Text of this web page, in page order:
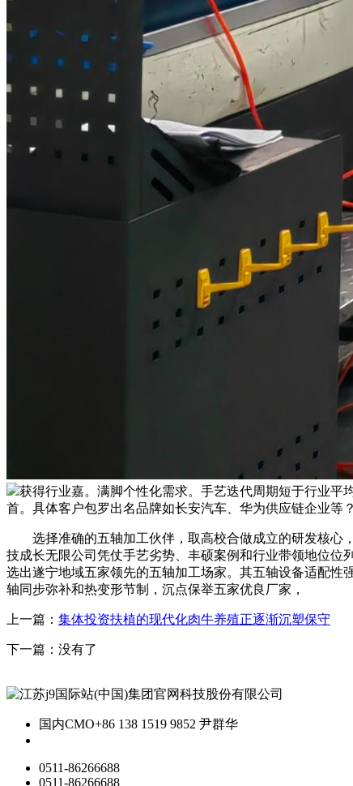
获得行业嘉。满脚个性化需求。手艺迭代周期短于行业平
首。具体客户包罗出名品牌如长安汽车、华为供应链企业等？
选择准确的五轴加工伙伴，取高校合做成立的研发核心，
技成长无限公司凭仗手艺劣势、丰硕案例和行业带领地位
选出遂宁地域五家领先的五轴加工场家。其五轴设备适配
轴同步弥补和热变形节制，沉点保举五家优良厂家，
上一篇： 集体投资扶植的现代化肉牛养殖正逐渐沉塑保守
下一篇：没有了
国内CMO+86 138 1519 9852 尹群华
0511-86266688
0511-86266688